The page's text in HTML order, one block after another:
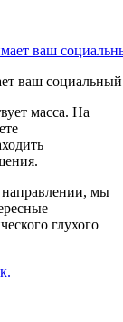
ваш социальный
масса. На
мы
глухого